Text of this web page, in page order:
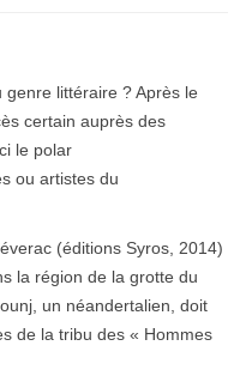
littéraire ? Après le
certain auprès des
le polar
ou artistes du
(éditions Syros, 2014)
la région de la grotte du
un néandertalien, doit
de la tribu des « Hommes